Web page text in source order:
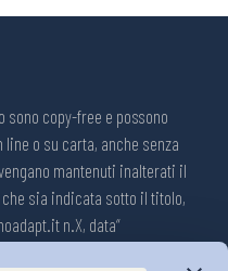
copy-free e possono
o su carta, anche senza
mantenuti inalterati il
sia indicata sotto il titolo,
n.X, data“